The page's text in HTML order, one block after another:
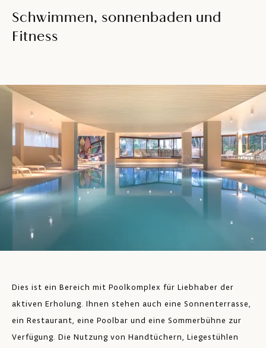
Schwimmen, sonnenbaden und
Fitness
Dies ist ein Bereich mit Poolkomplex für Liebhaber der
aktiven Erholung. Ihnen stehen auch eine Sonnenterrasse,
ein Restaurant, eine Poolbar und eine Sommerbühne zur
Verfügung. Die Nutzung von Handtüchern, Liegestühlen